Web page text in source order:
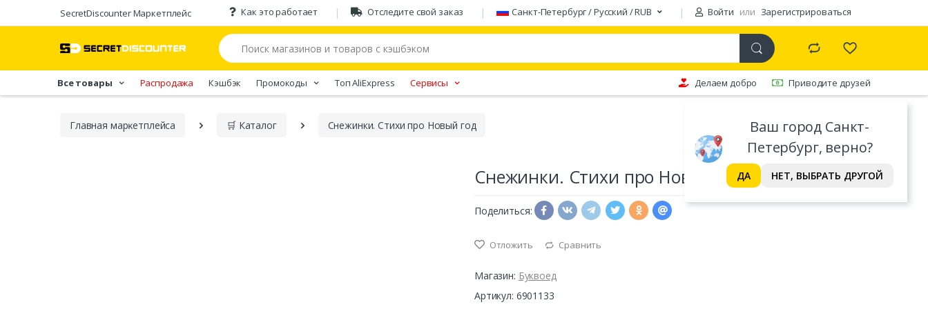
SecretDiscounter Маркетплейс Как это работает Отследите свой заказ Санкт-Петербург / Русский / RUB Войти или Зарегистрироваться
Ваш город Санкт-
Петербург, верно?
ДА НЕТ, ВЫБРАТЬ ДРУГОЙ
Все товары Распродажа Кэшбэк Промокоды Tоп AliExpress Сервисы Делаем добро Приводите друзей
Главная марĸетплейса 🛒 Каталог Снежинки. Стихи про Новый год
Снежинки. Стихи про Новый год
Поделиться:
Отложить Сравнить
Магазин: Буквоед
Артикул: 6901133